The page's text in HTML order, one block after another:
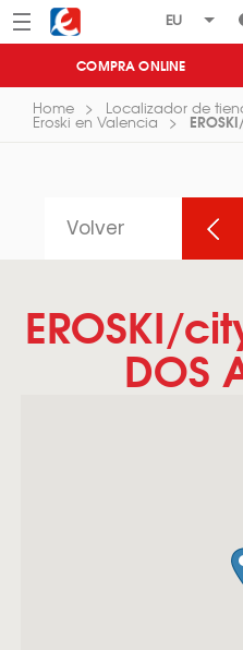
Menú Eroski
COMPRA ONLINE
Home Localizador de
Eroski en Valencia
Volver
EROSKI/
DOS